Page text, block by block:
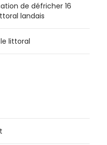
de défricher 16
landais
littoral